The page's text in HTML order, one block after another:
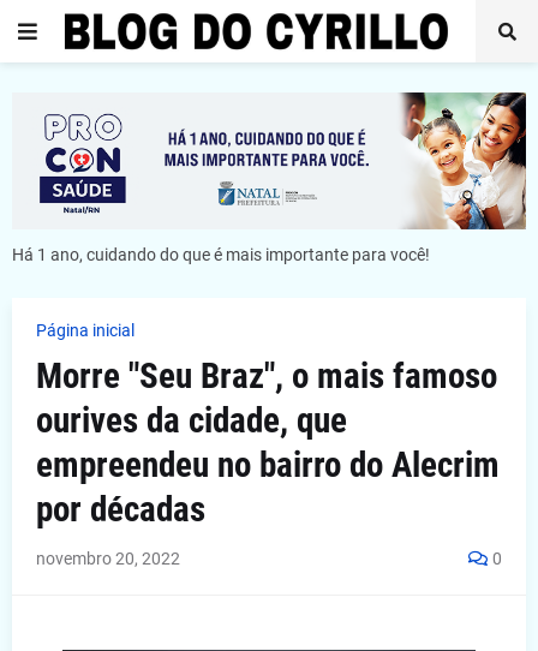
Há 1 ano, cuidando do que é mais importante para você!
Página inicial
Morre "Seu Braz", o mais famoso
ourives da cidade, que
empreendeu no bairro do Alecrim
por décadas
novembro 20, 2022 0